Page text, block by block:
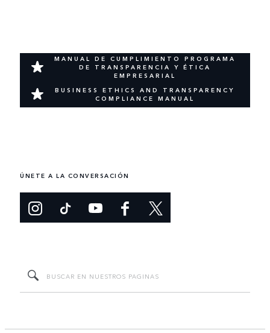
MANUAL DE CUMPLIMIENTO PROGRAMA
DE TRANSPARENCIA Y ÉTICA
EMPRESARIAL
BUSINESS ETHICS AND TRANSPARENCY
COMPLIANCE MANUAL
ÚNETE A LA CONVERSACIÓN